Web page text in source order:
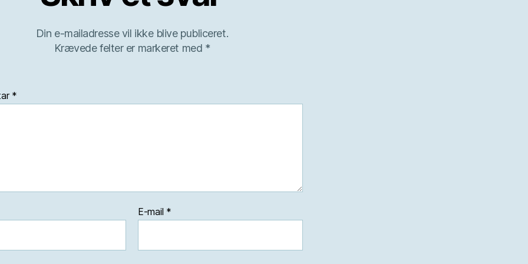
Din e-mailadresse vil ikke blive publiceret.
Krævede felter er markeret med *
*
E-mail *